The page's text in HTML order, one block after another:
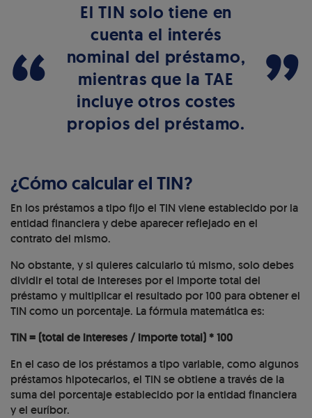
“
El TIN solo tiene en
cuenta el interés
nominal del préstamo,
mientras que la TAE
incluye otros costes
propios del préstamo.
”
¿Cómo calcular el TIN?
En los préstamos a tipo fijo el TIN viene establecido por la
entidad financiera y debe aparecer reflejado en el
contrato del mismo.
No obstante, y si quieres calcularlo tú mismo, solo debes
dividir el total de intereses por el importe total del
préstamo y multiplicar el resultado por 100 para obtener el
TIN como un porcentaje. La fórmula matemática es:
TIN = (total de intereses / importe total) * 100
En el caso de los préstamos a tipo variable, como algunos
préstamos hipotecarios, el TIN se obtiene a través de la
suma del porcentaje establecido por la entidad financiera
y el euríbor.